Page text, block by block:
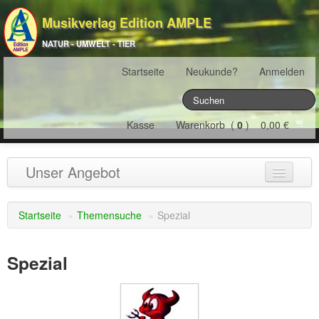
Musikverlag Edition AMPLE
NATUR - UMWELT - TIER
Startseite Neukunde? Anmelden
Kasse Warenkorb (0) 0,00 €
Unser Angebot
NATURJAHR(12)
ÖSTERREICH(22)
FRANKREICH
Startseite » Themensuche » Spezial
Spezial